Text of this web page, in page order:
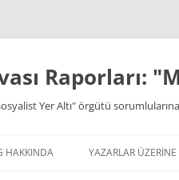
Raporları:
Yer Altı" örgütü
HAKKINDA YAZARLAR ÜZERİNE